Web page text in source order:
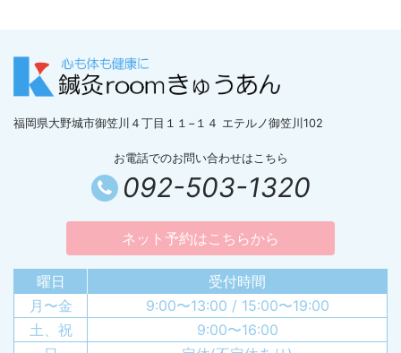
福岡県大野城市御笠川４丁目１１−１４ エテルノ御笠川102
お電話でのお問い合わせはこちら
092-503-1320
ネット予約はこちらから
曜日
受付時間
月〜金
9:00〜13:00 / 15:00〜19:00
土、祝
9:00〜16:00